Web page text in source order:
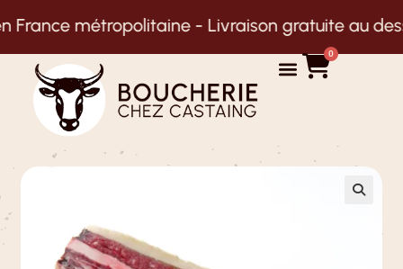
métropolitaine -Livraison gratuite au dessus de
0